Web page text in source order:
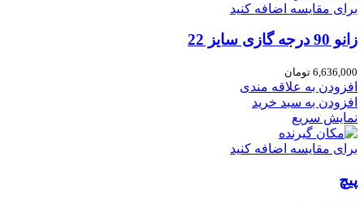
برای مقایسه اضافه کنید
زانو 90 درجه گازی سایز 22
6,636,000 تومان
افزودن به علاقه مندی
افزودن به سبد خرید
نمایش سریع
برای مقایسه اضافه کنید
پیچ